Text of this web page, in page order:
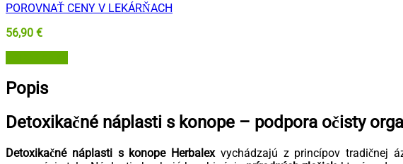
POROVNAŤ CENY V LEKÁRŇACH
56,90 €
Popis
Detoxikačné náplasti s konope – podpora očisty
Detoxikačné náplasti s konope Herbalexvychádzajú z princípov tradičnej